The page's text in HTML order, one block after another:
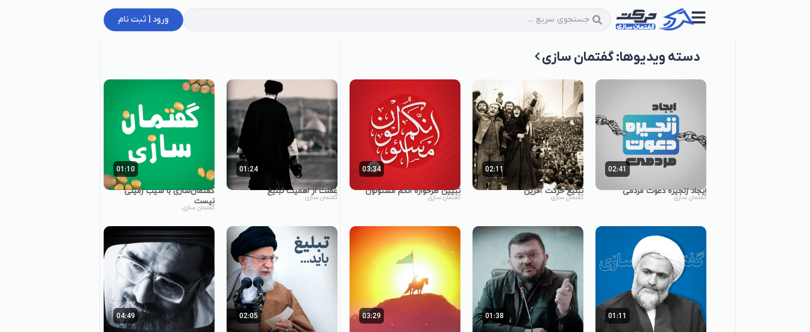
ورود | ثبت نام
دسته ویدیوها: گفتمان سازی
02:41
ایجاد زنجیره دعوت مردمی
گفتمان سازی
02:11
تبلیغ حرکت آفرین
گفتمان سازی
03:34
تبیین طرحواره انکم مسئولون
گفتمان سازی
01:24
غفلت از اهمیت تبلیغ
گفتمان سازی
01:10
گفتمان‌سازی با سیب زمینی
نیست
گفتمان سازی
01:11
01:38
03:29
02:05
04:49